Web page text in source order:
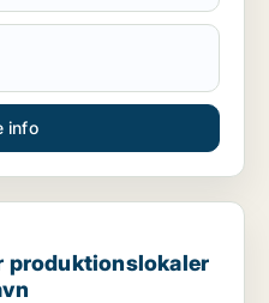
info
til salg i
produktionslokaler